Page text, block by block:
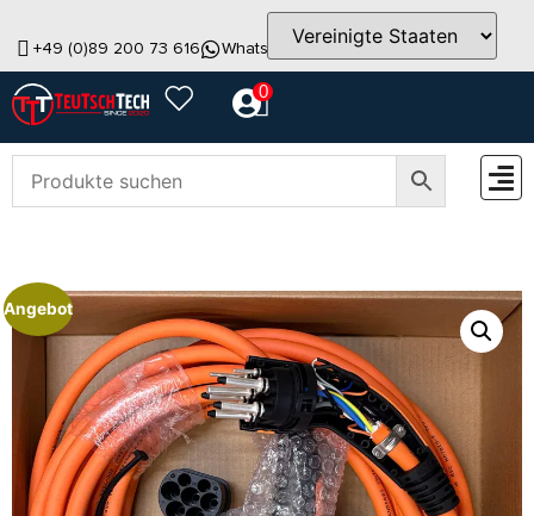
+49 (0)89 200 73 616 WhatsApp info@teutschtech.com
0
Angebot